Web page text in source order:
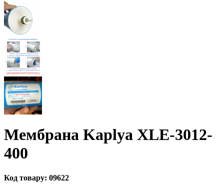
Мембрана Kaplya XLE-3012-
400
Код товару: 09622